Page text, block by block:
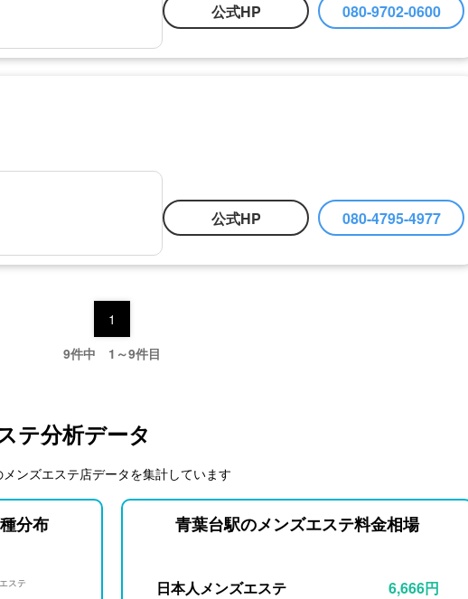
公式HP 080-9702-0600
公式HP 080-4795-4977
1
9件中 1～9件目
テ分析データ
ンズエステ店データを集計しています
分布 青葉台駅のメンズエステ料金相場
日本人メンズエステ 6,666円